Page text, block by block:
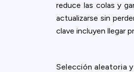
reduce las colas y
actualizarse sin
clave incluyen llegar
Selección aleatoria